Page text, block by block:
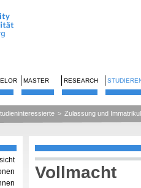
MASTER RESEARCH
> Zulassung und
Vollmacht